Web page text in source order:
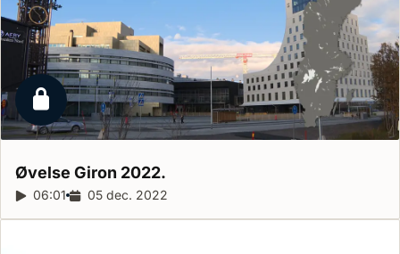
Låst reportage
Øvelse Giron 2022.
Reportagelængde:
06:01 Udgivelsesdato:
05 dec. 2022